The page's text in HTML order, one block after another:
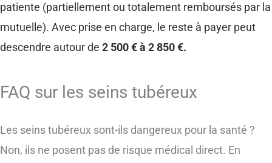
patiente (partiellement ou totalement remboursés par la
mutuelle). Avec prise en charge, le reste à payer peut
descendre autour de 2 500 € à 2 850 €.
FAQ sur les seins tubéreux
Les seins tubéreux sont-ils dangereux pour la santé ?
Non, ils ne posent pas de risque médical direct. En